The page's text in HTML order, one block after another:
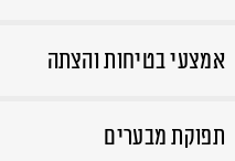
אמצעי בטיחות והצתה
תפוקת מבערים